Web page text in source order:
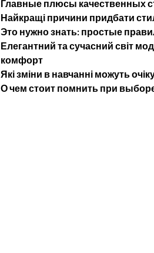
Главные плюсы качественных
Найкращі причини придбати
Это нужно знать: простые
Елегантний та сучасний світ
комфорт
Які зміни в навчанні можуть
О чем стоит помнить при